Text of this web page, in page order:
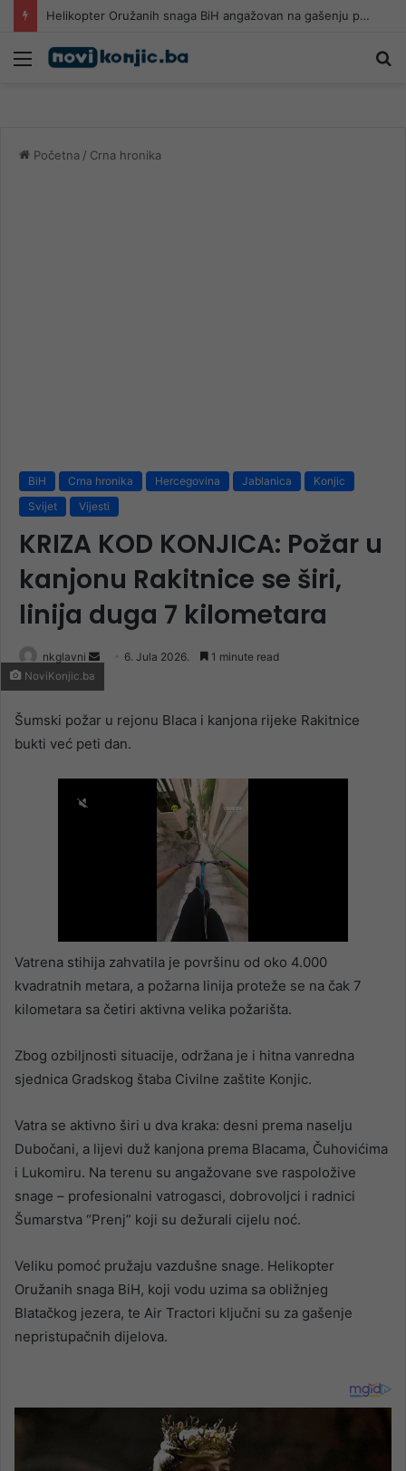
Helikopter Oružanih snaga BiH angažovan na gašenju požara u Konjicu
Meni
Početna / Crna hronika
BiH Crna hronika Hercegovina Jablanica
Konjic
Svijet
Vijesti
KRIZA KOD KONJICA: Požar u
kanjonu Rakitnice se širi,
linija duga 7 kilometara
nkglavni
Send 6. Jula 2026. 1 minute read
NoviKonjic.ba
Šumski požar u rejonu Blaca i kanjona rijeke Rakitnice
bukti već peti dan.
Vatrena stihija zahvatila je površinu od oko 4.000
kvadratnih metara, a požarna linija proteže se na čak 7
kilometara sa četiri aktivna velika požarišta.
Zbog ozbiljnosti situacije, održana je i hitna vanredna
sjednica Gradskog štaba Civilne zaštite Konjic.
Vatra se aktivno širi u dva kraka: desni prema naselju
Dubočani, a lijevi duž kanjona prema Blacama, Čuhovićima
i Lukomiru. Na terenu su angažovane sve raspoložive
snage – profesionalni vatrogasci, dobrovoljci i radnici
Šumarstva “Prenj” koji su dežurali cijelu noć.
Veliku pomoć pružaju vazdušne snage. Helikopter
Oružanih snaga BiH, koji vodu uzima sa obližnjeg
Blatačkog jezera, te Air Tractori ključni su za gašenje
nepristupačnih dijelova.